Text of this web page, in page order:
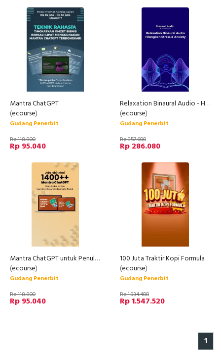
Mantra ChatGPT
(ecourse)
Gudang Penerbit
Rp 118.800
Rp 95.040
Relaxation Binaural Audio - Hilangkan Stress & Anxiety
(ecourse)
Gudang Penerbit
Rp 357.600
Rp 286.080
Mantra ChatGPT untuk Penulisan Buku
(ecourse)
Gudang Penerbit
Rp 118.800
Rp 95.040
100 Juta Traktir Kopi Formula
(ecourse)
Gudang Penerbit
Rp 1.934.400
Rp 1.547.520
1